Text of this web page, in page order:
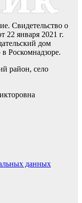
Свидетельство о
января 2021 г.
дом
Роскомнадзоре.
район, село
данных